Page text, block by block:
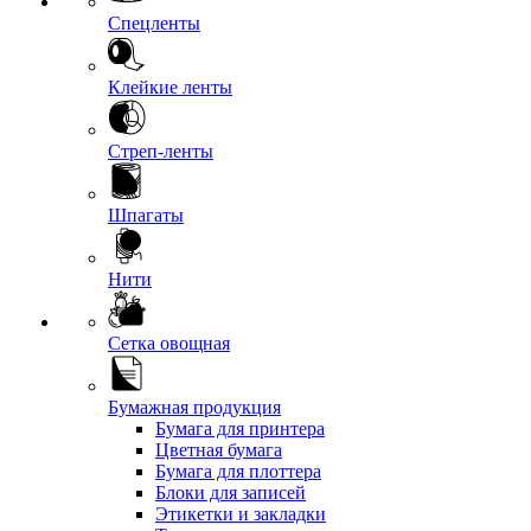
Спецленты
Клейкие ленты
Стреп-ленты
Шпагаты
Нити
Сетка овощная
Бумажная продукция
Бумага для принтера
Цветная бумага
Бумага для плоттера
Блоки для записей
Этикетки и закладки